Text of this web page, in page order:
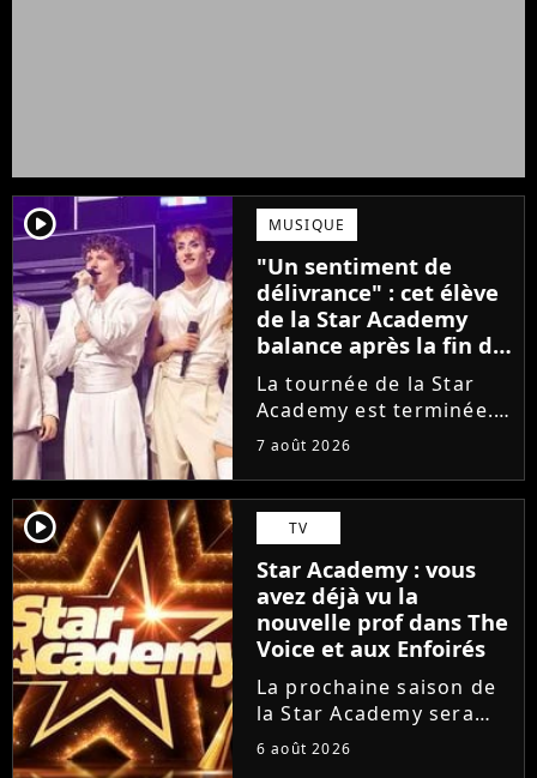
player2 MUSIQUE
"Un sentiment de
délivrance" : cet élève
de la Star Academy
balance après la fin de
la tournée
La tournée de la Star
Academy est terminée.
L'occasion pour les
projets solos. En
parallèle, cet élève sort
du silence et se dit
soulagé de ne plus être
sur...
7 août 2026
player2 TV
Star Academy : vous
avez déjà vu la
nouvelle prof dans The
Voice et aux Enfoirés
La prochaine saison de
la Star Academy sera
incarnée par une
6 août 2026